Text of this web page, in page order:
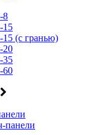
8
15
(с гранью)
20
35
60
панели